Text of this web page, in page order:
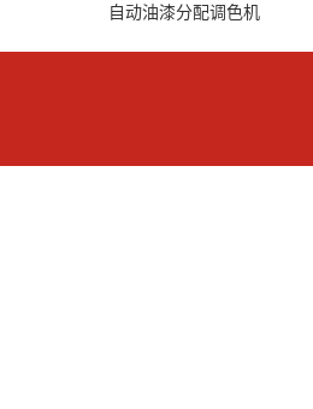
自动油漆分配调色机